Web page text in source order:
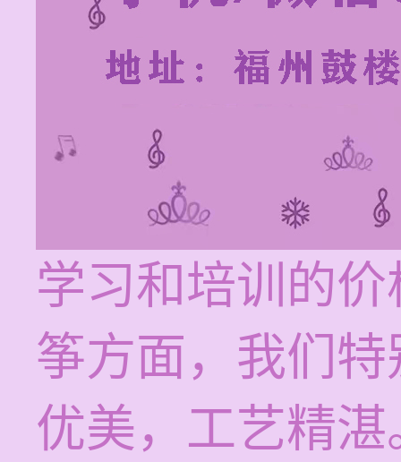
学习和培训的
筝方面，我们特
优美，工艺精湛